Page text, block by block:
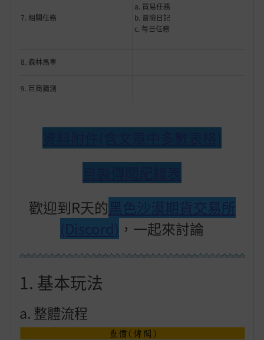
7. 相關任務
a. 貿易任務
b. 冒險日記
c. 每日任務
8. 森林馬車
9. 巨商猜測
歡迎到R天的
，一起來討論
1. 基本玩法
a. 整體流程